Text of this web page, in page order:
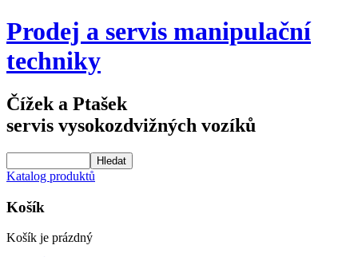
Prodej a servis manipulační
techniky
Čížek a Ptašek
servis vysokozdvižných vozíků
Katalog produktů
Košík
Košík je prázdný